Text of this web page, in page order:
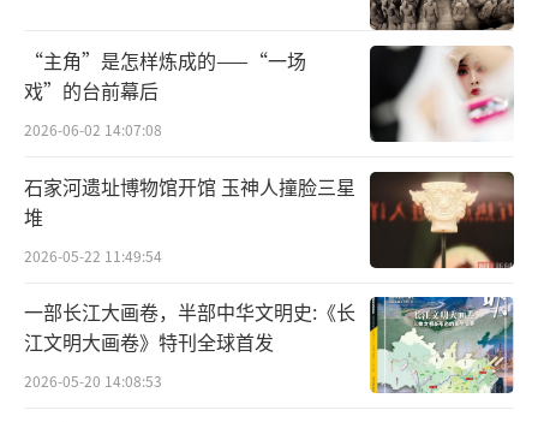
陶器的出现是人类主观改造世界、创造世
界能力的一次飞跃。在此之前，人类以打制石
产生时石器还在发挥着巨大的生产和生活功
能，但是陶器一旦出现，人类文明的圣火就以
燎原之势燃烧开来。
自人类学会制作陶器以后，为生产和生活
的创造性劳动与此前大不相同。陶是泥土与火
“主角”是怎样炼成的——“一场
戏”的台前幕后
2026-06-02 14:07:08
石家河遗址博物馆开馆 玉神人撞脸三星
堆
2026-05-22 11:49:54
一部长江大画卷，半部中华文明史:《长
江文明大画卷》特刊全球首发
2026-05-20 14:08:53